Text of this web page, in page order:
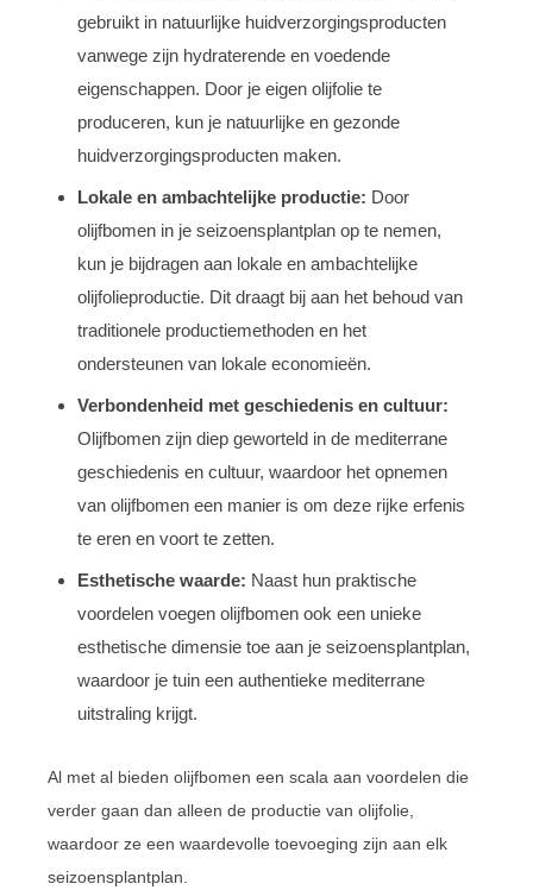
gebruikt in natuurlijke huidverzorgingsproducten
vanwege zijn hydraterende en voedende
eigenschappen. Door je eigen olijfolie te
produceren, kun je natuurlijke en gezonde
huidverzorgingsproducten maken.
Lokale en ambachtelijke productie: Door
olijfbomen in je seizoensplantplan op te nemen,
kun je bijdragen aan lokale en ambachtelijke
olijfolieproductie. Dit draagt bij aan het behoud van
traditionele productiemethoden en het
ondersteunen van lokale economieën.
Verbondenheid met geschiedenis en cultuur:
Olijfbomen zijn diep geworteld in de mediterrane
geschiedenis en cultuur, waardoor het opnemen
van olijfbomen een manier is om deze rijke erfenis
te eren en voort te zetten.
Esthetische waarde: Naast hun praktische
voordelen voegen olijfbomen ook een unieke
esthetische dimensie toe aan je seizoensplantplan,
waardoor je tuin een authentieke mediterrane
uitstraling krijgt.
Al met al bieden olijfbomen een scala aan voordelen die
verder gaan dan alleen de productie van olijfolie,
waardoor ze een waardevolle toevoeging zijn aan elk
seizoensplantplan.